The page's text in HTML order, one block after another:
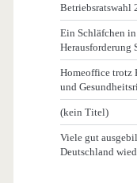
Betriebsratswahl
Ein Schläfchen
Herausforderung
Homeoffice trotz
und
(kein Titel)
Viele gut
Deutschland